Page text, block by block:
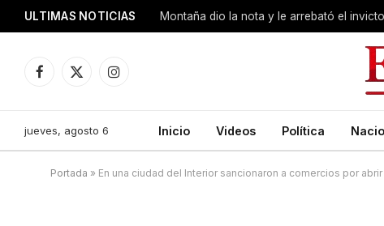
ULTIMAS NOTICIAS Montaña dio la nota y le arrebató el
Facebook
X
Instagram
jueves, agosto 6 Inicio Videos Política
Portada » En una ciudad del Interior sancionaron a comercios por